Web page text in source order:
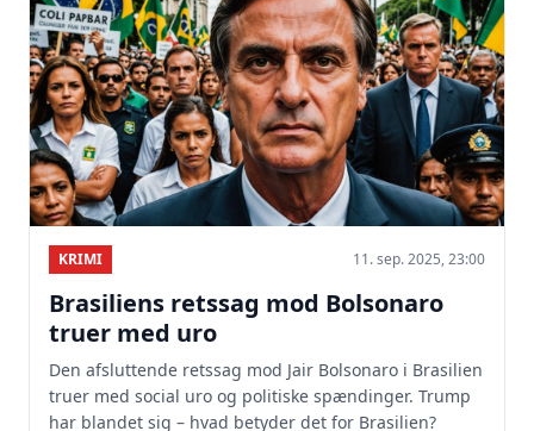
KRIMI 11. sep. 2025, 23:00
Brasiliens retssag mod Bolsonaro
truer med uro
Den afsluttende retssag mod Jair Bolsonaro i Brasilien
truer med social uro og politiske spændinger. Trump
har blandet sig – hvad betyder det for Brasilien?